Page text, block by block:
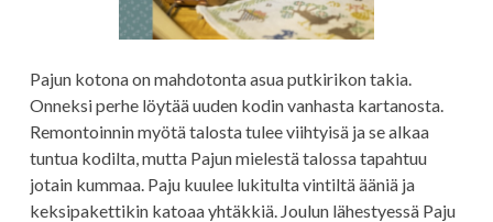
Pajun kotona on mahdotonta asua putkirikon takia.
Onneksi perhe löytää uuden kodin vanhasta kartanosta.
Remontoinnin myötä talosta tulee viihtyisä ja se alkaa
tuntua kodilta, mutta Pajun mielestä talossa tapahtuu
jotain kummaa. Paju kuulee lukitulta vintiltä ääniä ja
keksipakettikin katoaa yhtäkkiä. Joulun lähestyessä Paju